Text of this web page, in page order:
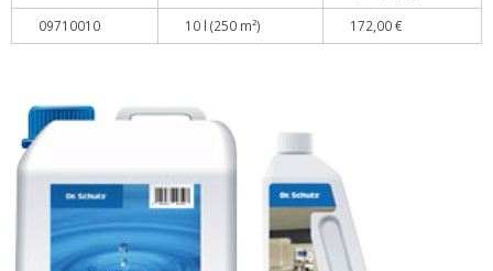
09710010
10 l (250 m²) 172,00 €